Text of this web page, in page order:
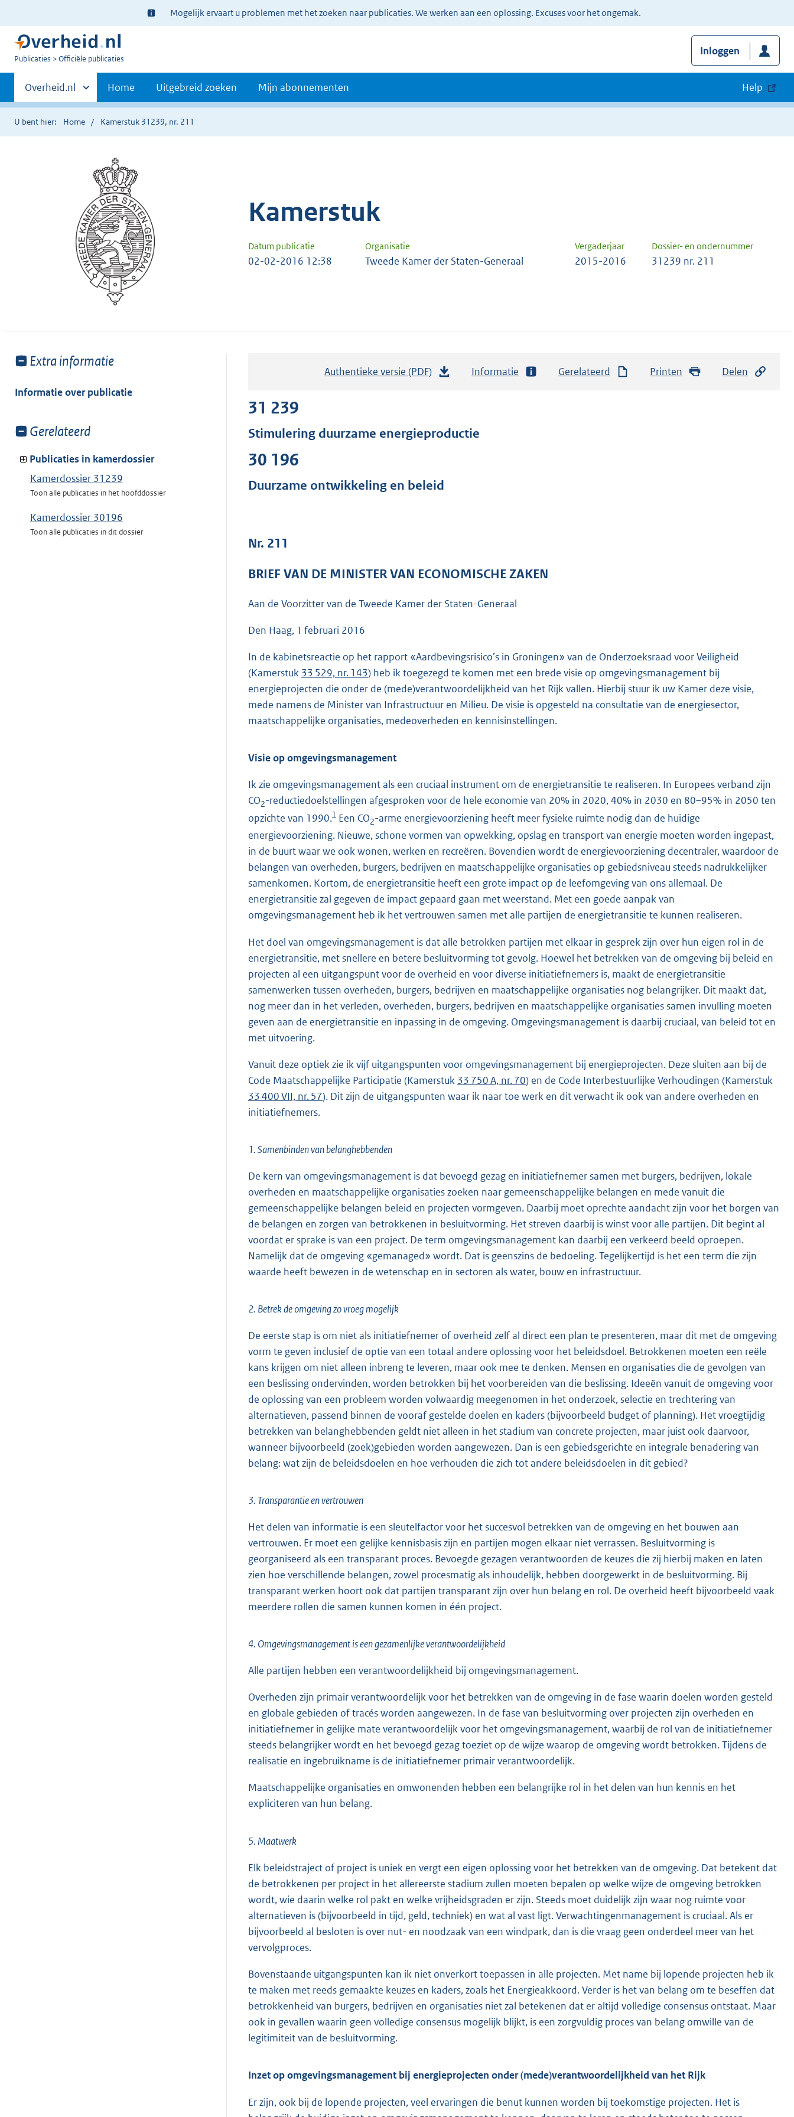
Ter
informatie:
Mogelijk ervaart u problemen met het zoeken naar publicaties. We werken aan een oplossing. Excuses voor het ongemak.
U
Publicaties Officiële publicaties
Inloggen
Primaire
navigatie
Andere
sites
binnen
Overheid.nl Home Uitgebreid zoeken Mijn abonnementen Help
U bent hier: Home Kamerstuk 31239, nr. 211
Kamerstuk
Datum publicatie Organisatie Vergaderjaar Dossier- en ondernummer
02-02-2016 12:38 Tweede Kamer der Staten-Generaal 2015-2016 31239 nr. 211
Toon
van:
Extra informatie
Informatie over publicatie
Toon
van:
Gerelateerd
Publicaties in kamerdossier
Kamerdossier 31239
Toon alle publicaties in het hoofddossier
Kamerdossier 30196
Toon alle publicaties in dit dossier
Authentieke versie (PDF)
a
s
t
:
K
b
Informatie Gerelateerd Printen Delen
31 239
Stimulering duurzame energieproductie
30 196
Duurzame ontwikkeling en beleid
Nr. 211
BRIEF VAN DE MINISTER VAN ECONOMISCHE ZAKEN
Aan de Voorzitter van de Tweede Kamer der Staten-Generaal
Den Haag, 1 februari 2016
In de kabinetsreactie op het rapport «Aardbevingsrisico’s in Groningen» van de Onderzoeksraad voor Veiligheid
(Kamerstuk 33 529, nr. 143) heb ik toegezegd te komen met een brede visie op omgevingsmanagement bij
energieprojecten die onder de (mede)verantwoordelijkheid van het Rijk vallen. Hierbij stuur ik uw Kamer deze visie,
mede namens de Minister van Infrastructuur en Milieu. De visie is opgesteld na consultatie van de energiesector,
maatschappelijke organisaties, medeoverheden en kennisinstellingen.
Visie op omgevingsmanagement
Ik zie omgevingsmanagement als een cruciaal instrument om de energietransitie te realiseren. In Europees verband zijn
CO2-reductiedoelstellingen afgesproken voor de hele economie van 20% in 2020, 40% in 2030 en 80–95% in 2050 ten
opzichte van 1990.1 Een CO2-arme energievoorziening heeft meer fysieke ruimte nodig dan de huidige
energievoorziening. Nieuwe, schone vormen van opwekking, opslag en transport van energie moeten worden ingepast,
in de buurt waar we ook wonen, werken en recreëren. Bovendien wordt de energievoorziening decentraler, waardoor de
belangen van overheden, burgers, bedrijven en maatschappelijke organisaties op gebiedsniveau steeds nadrukkelijker
samenkomen. Kortom, de energietransitie heeft een grote impact op de leefomgeving van ons allemaal. De
energietransitie zal gegeven de impact gepaard gaan met weerstand. Met een goede aanpak van
omgevingsmanagement heb ik het vertrouwen samen met alle partijen de energietransitie te kunnen realiseren.
Het doel van omgevingsmanagement is dat alle betrokken partijen met elkaar in gesprek zijn over hun eigen rol in de
energietransitie, met snellere en betere besluitvorming tot gevolg. Hoewel het betrekken van de omgeving bij beleid en
projecten al een uitgangspunt voor de overheid en voor diverse initiatiefnemers is, maakt de energietransitie
samenwerken tussen overheden, burgers, bedrijven en maatschappelijke organisaties nog belangrijker. Dit maakt dat,
nog meer dan in het verleden, overheden, burgers, bedrijven en maatschappelijke organisaties samen invulling moeten
geven aan de energietransitie en inpassing in de omgeving. Omgevingsmanagement is daarbij cruciaal, van beleid tot en
met uitvoering.
Vanuit deze optiek zie ik vijf uitgangspunten voor omgevingsmanagement bij energieprojecten. Deze sluiten aan bij de
Code Maatschappelijke Participatie (Kamerstuk 33 750 A, nr. 70) en de Code Interbestuurlijke Verhoudingen (Kamerstuk
33 400 VII, nr. 57). Dit zijn de uitgangspunten waar ik naar toe werk en dit verwacht ik ook van andere overheden en
initiatiefnemers.
1. Samenbinden van belanghebbenden
De kern van omgevingsmanagement is dat bevoegd gezag en initiatiefnemer samen met burgers, bedrijven, lokale
overheden en maatschappelijke organisaties zoeken naar gemeenschappelijke belangen en mede vanuit die
gemeenschappelijke belangen beleid en projecten vormgeven. Daarbij moet oprechte aandacht zijn voor het borgen van
de belangen en zorgen van betrokkenen in besluitvorming. Het streven daarbij is winst voor alle partijen. Dit begint al
voordat er sprake is van een project. De term omgevingsmanagement kan daarbij een verkeerd beeld oproepen.
Namelijk dat de omgeving «gemanaged» wordt. Dat is geenszins de bedoeling. Tegelijkertijd is het een term die zijn
waarde heeft bewezen in de wetenschap en in sectoren als water, bouw en infrastructuur.
2. Betrek de omgeving zo vroeg mogelijk
De eerste stap is om niet als initiatiefnemer of overheid zelf al direct een plan te presenteren, maar dit met de omgeving
vorm te geven inclusief de optie van een totaal andere oplossing voor het beleidsdoel. Betrokkenen moeten een reële
kans krijgen om niet alleen inbreng te leveren, maar ook mee te denken. Mensen en organisaties die de gevolgen van
een beslissing ondervinden, worden betrokken bij het voorbereiden van die beslissing. Ideeën vanuit de omgeving voor
de oplossing van een probleem worden volwaardig meegenomen in het onderzoek, selectie en trechtering van
alternatieven, passend binnen de vooraf gestelde doelen en kaders (bijvoorbeeld budget of planning). Het vroegtijdig
betrekken van belanghebbenden geldt niet alleen in het stadium van concrete projecten, maar juist ook daarvoor,
wanneer bijvoorbeeld (zoek)gebieden worden aangewezen. Dan is een gebiedsgerichte en integrale benadering van
belang: wat zijn de beleidsdoelen en hoe verhouden die zich tot andere beleidsdoelen in dit gebied?
3. Transparantie en vertrouwen
Het delen van informatie is een sleutelfactor voor het succesvol betrekken van de omgeving en het bouwen aan
vertrouwen. Er moet een gelijke kennisbasis zijn en partijen mogen elkaar niet verrassen. Besluitvorming is
georganiseerd als een transparant proces. Bevoegde gezagen verantwoorden de keuzes die zij hierbij maken en laten
zien hoe verschillende belangen, zowel procesmatig als inhoudelijk, hebben doorgewerkt in de besluitvorming. Bij
transparant werken hoort ook dat partijen transparant zijn over hun belang en rol. De overheid heeft bijvoorbeeld vaak
meerdere rollen die samen kunnen komen in één project.
4. Omgevingsmanagement is een gezamenlijke verantwoordelijkheid
Alle partijen hebben een verantwoordelijkheid bij omgevingsmanagement.
Overheden zijn primair verantwoordelijk voor het betrekken van de omgeving in de fase waarin doelen worden gesteld
en globale gebieden of tracés worden aangewezen. In de fase van besluitvorming over projecten zijn overheden en
initiatiefnemer in gelijke mate verantwoordelijk voor het omgevingsmanagement, waarbij de rol van de initiatiefnemer
steeds belangrijker wordt en het bevoegd gezag toeziet op de wijze waarop de omgeving wordt betrokken. Tijdens de
realisatie en ingebruikname is de initiatiefnemer primair verantwoordelijk.
Maatschappelijke organisaties en omwonenden hebben een belangrijke rol in het delen van hun kennis en het
expliciteren van hun belang.
5. Maatwerk
Elk beleidstraject of project is uniek en vergt een eigen oplossing voor het betrekken van de omgeving. Dat betekent dat
de betrokkenen per project in het allereerste stadium zullen moeten bepalen op welke wijze de omgeving betrokken
wordt, wie daarin welke rol pakt en welke vrijheidsgraden er zijn. Steeds moet duidelijk zijn waar nog ruimte voor
alternatieven is (bijvoorbeeld in tijd, geld, techniek) en wat al vast ligt. Verwachtingenmanagement is cruciaal. Als er
bijvoorbeeld al besloten is over nut- en noodzaak van een windpark, dan is die vraag geen onderdeel meer van het
vervolgproces.
Bovenstaande uitgangspunten kan ik niet onverkort toepassen in alle projecten. Met name bij lopende projecten heb ik
te maken met reeds gemaakte keuzes en kaders, zoals het Energieakkoord. Verder is het van belang om te beseffen dat
betrokkenheid van burgers, bedrijven en organisaties niet zal betekenen dat er altijd volledige consensus ontstaat. Maar
ook in gevallen waarin geen volledige consensus mogelijk blijkt, is een zorgvuldig proces van belang omwille van de
legitimiteit van de besluitvorming.
Inzet op omgevingsmanagement bij energieprojecten onder (mede)verantwoordelijkheid van het Rijk
Er zijn, ook bij de lopende projecten, veel ervaringen die benut kunnen worden bij toekomstige projecten. Het is